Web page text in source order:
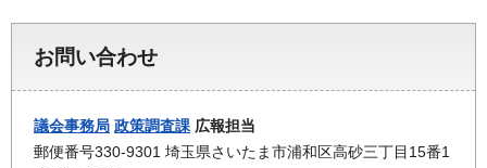
お問い合わせ
議会事務局 政策調査課 広報担当
郵便番号330-9301 埼玉県さいたま市浦和区高砂三丁目15番1